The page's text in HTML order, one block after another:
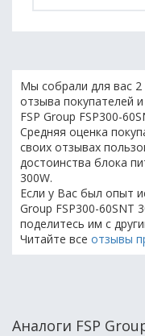
Мы собрали для вас
отзыва покупателей
FSP Group FSP300-
Средняя оценка
своих отзывах
достоинства блока
300W.
Если у Вас был опыт
Group FSP300-60SNT
поделитесь им с
Читайте все отзывы
Аналоги FSP